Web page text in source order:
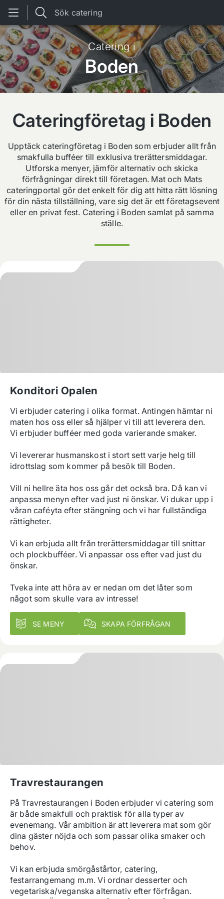
Sök catering
Catering i
Boden
Cateringföretag i Boden
Upptäck cateringföretag i Boden som erbjuder allt från
smakfulla bufféer till exklusiva trerättersmiddagar.
Utforska menyer, jämför alternativ och skicka
förfrågningar direkt till företagen. Mat och Mats
cateringportal gör det enkelt för dig att hitta rätt lösning
för din nästa tillställning, vare sig det är ett företagsevent
eller en privat fest. Catering i Boden samlat på samma
ställe.
Konditori Opalen
Vi erbjuder catering i olika format. Antingen hämtar ni
maten hos oss eller så hjälper vi till att leverera den.
Vi erbjuder bufféer med goda varierande smaker.
Vi levererar husmanskost i stort sett varje helg till
idrottslag som kommer på besök till Boden.
Vill ni hellre äta hos oss går det också bra. Då kan vi
anpassa menyn efter vad just ni önskar. Vi dukar upp i
våran caféyta efter stängning och vi har fullständiga
rättigheter.
Vi kan erbjuda allt från trerättersmiddagar till snittar
och plockbufféer. Vi anpassar oss efter vad just du
önskar.
Tveka inte att höra av er nedan om det låter som
något som skulle vara av intresse!
SE MENY SKAPA FÖRFRÅGAN
Travrestaurangen
På Travrestaurangen i Boden erbjuder vi catering som
är både smakfull och praktisk för alla typer av
evenemang. Vår ambition är att leverera mat som gör
dina gäster nöjda och som passar olika smaker och
behov.
Vi kan erbjuda smörgåstårtor, catering,
festarrangemang m.m. Vi ordnar desserter och
vegetariska/veganska alternativ efter förfrågan.